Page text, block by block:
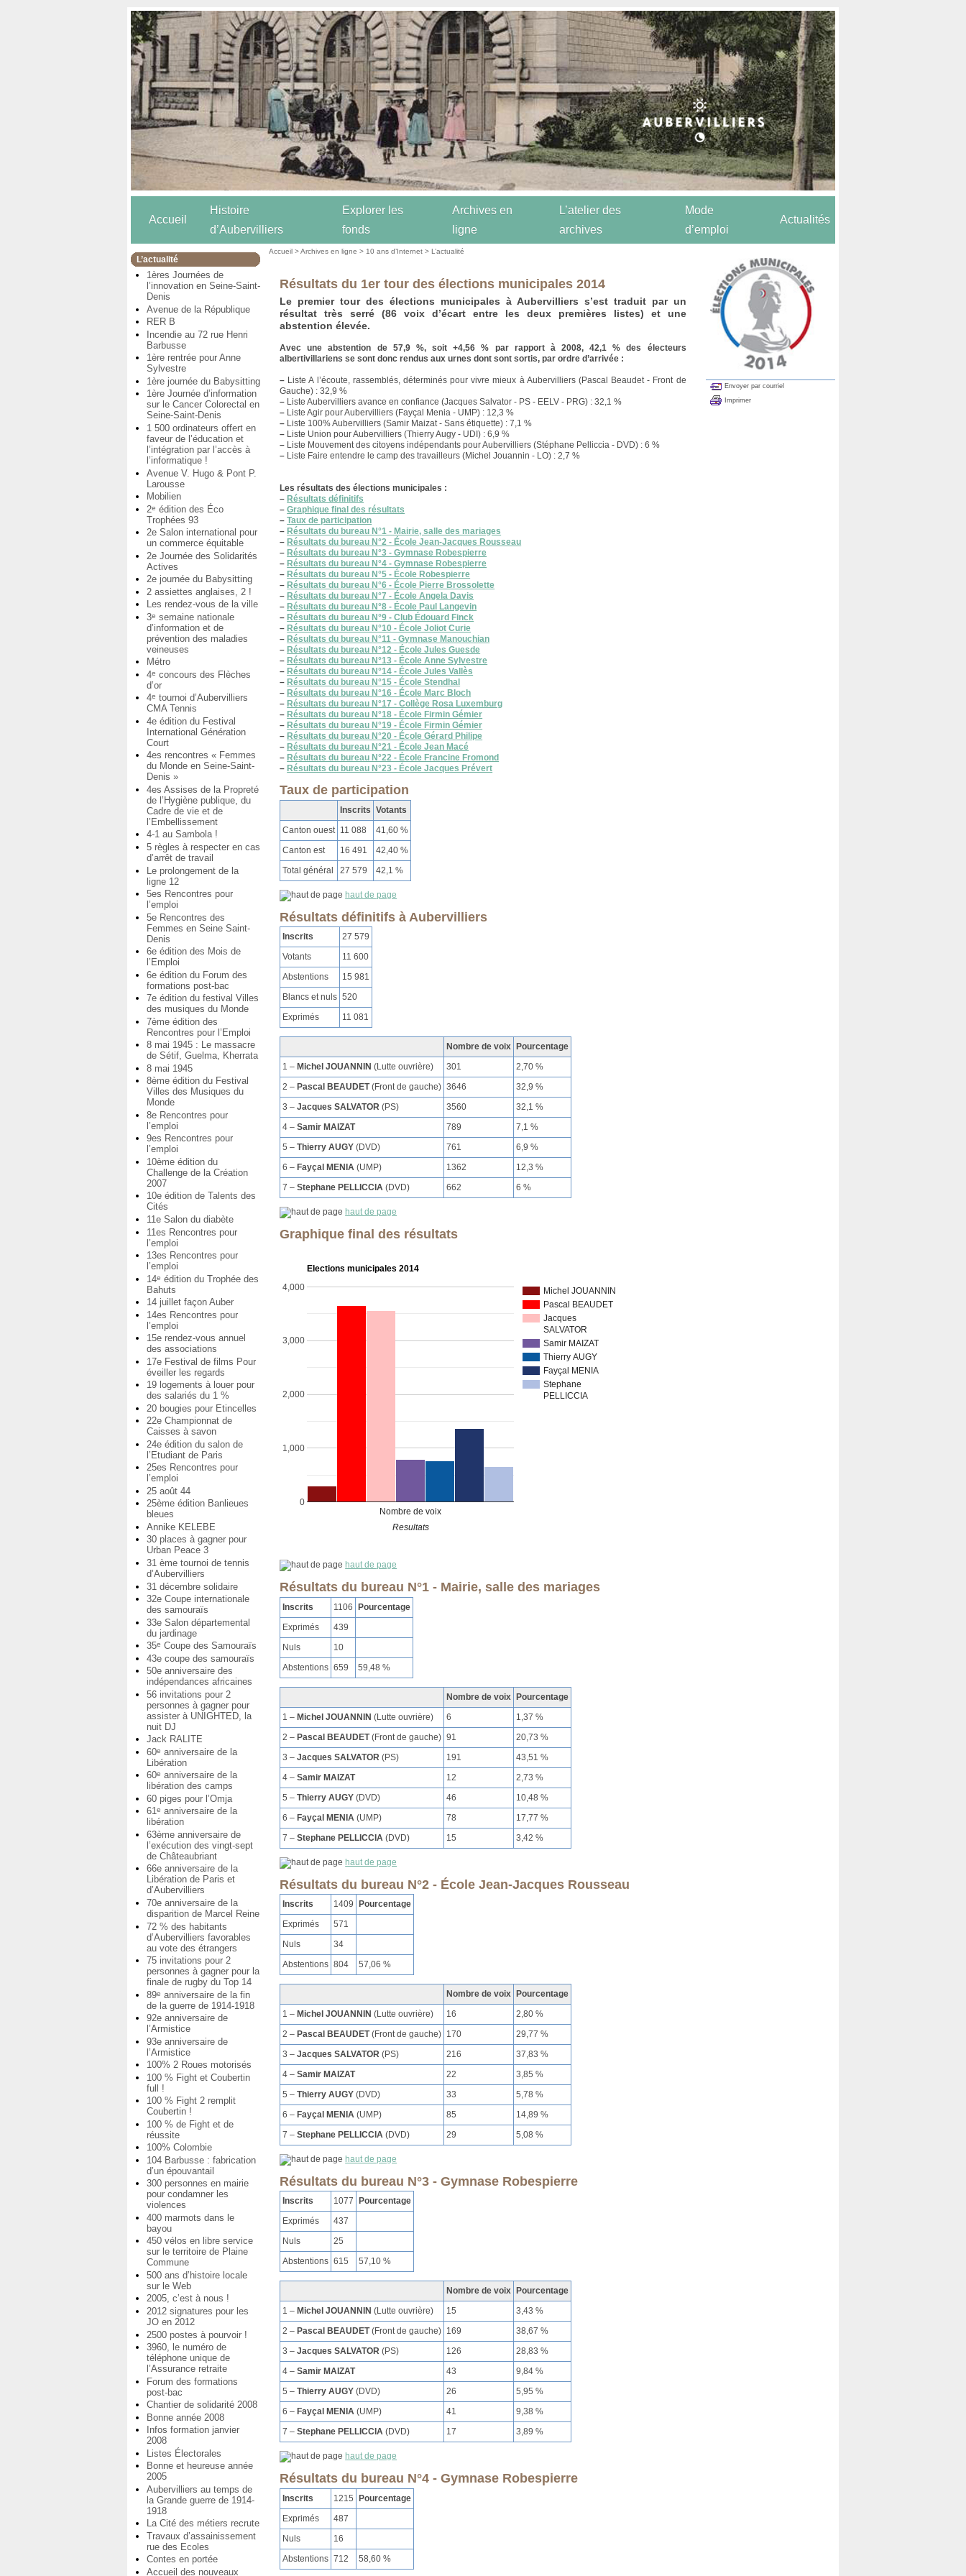
Accueil
Histoire
d’Aubervilliers
Explorer les
fonds
Archives en
ligne
L’atelier des
archives
Mode
d’emploi
Actualités
L’actualité
1ères Journées de
l’innovation en Seine-Saint-
Denis
Avenue de la République
RER B
Incendie au 72 rue Henri
Barbusse
1ère rentrée pour Anne
Sylvestre
1ère journée du Babysitting
1ère Journée d’information
sur le Cancer Colorectal en
Seine-Saint-Denis
1 500 ordinateurs offert en
faveur de l’éducation et
l’intégration par l’accès à
l’informatique !
Avenue V. Hugo & Pont P.
Larousse
Mobilien
2e édition des Éco
Trophées 93
2e Salon international pour
un commerce équitable
2e Journée des Solidarités
Actives
2e journée du Babysitting
2 assiettes anglaises, 2 !
Les rendez-vous de la ville
3e semaine nationale
d’information et de
prévention des maladies
veineuses
Métro
4e concours des Flèches
d’or
4e tournoi d’Aubervilliers
CMA Tennis
4e édition du Festival
International Génération
Court
4es rencontres « Femmes
du Monde en Seine-Saint-
Denis »
4es Assises de la Propreté
de l’Hygiène publique, du
Cadre de vie et de
l’Embellissement
4-1 au Sambola !
5 règles à respecter en cas
d’arrêt de travail
Le prolongement de la
ligne 12
5es Rencontres pour
l’emploi
5e Rencontres des
Femmes en Seine Saint-
Denis
6e édition des Mois de
l’Emploi
6e édition du Forum des
formations post-bac
7e édition du festival Villes
des musiques du Monde
7ème édition des
Rencontres pour l’Emploi
8 mai 1945 : Le massacre
de Sétif, Guelma, Kherrata
8 mai 1945
8ème édition du Festival
Villes des Musiques du
Monde
8e Rencontres pour
l’emploi
9es Rencontres pour
l’emploi
10ème édition du
Challenge de la Création
2007
10e édition de Talents des
Cités
11e Salon du diabète
11es Rencontres pour
l’emploi
13es Rencontres pour
l’emploi
14e édition du Trophée des
Bahuts
14 juillet façon Auber
14es Rencontres pour
l’emploi
15e rendez-vous annuel
des associations
17e Festival de films Pour
éveiller les regards
19 logements à louer pour
des salariés du 1 %
20 bougies pour Etincelles
22e Championnat de
Caisses à savon
24e édition du salon de
l’Etudiant de Paris
25es Rencontres pour
l’emploi
25 août 44
25ème édition Banlieues
bleues
Annike KELEBE
30 places à gagner pour
Urban Peace 3
31 ème tournoi de tennis
d’Aubervilliers
31 décembre solidaire
32e Coupe internationale
des samouraïs
33e Salon départemental
du jardinage
35e Coupe des Samouraïs
43e coupe des samouraïs
50e anniversaire des
indépendances africaines
56 invitations pour 2
personnes à gagner pour
assister à UNIGHTED, la
nuit DJ
Jack RALITE
60e anniversaire de la
Libération
60e anniversaire de la
libération des camps
60 piges pour l’Omja
61e anniversaire de la
libération
63ème anniversaire de
l’exécution des vingt-sept
de Châteaubriant
66e anniversaire de la
Libération de Paris et
d’Aubervilliers
70e anniversaire de la
disparition de Marcel Reine
72 % des habitants
d’Aubervilliers favorables
au vote des étrangers
75 invitations pour 2
personnes à gagner pour la
finale de rugby du Top 14
89e anniversaire de la fin
de la guerre de 1914-1918
92e anniversaire de
l’Armistice
93e anniversaire de
l’Armistice
100% 2 Roues motorisés
100 % Fight et Coubertin
full !
100 % Fight 2 remplit
Coubertin !
100 % de Fight et de
réussite
100% Colombie
104 Barbusse : fabrication
d’un épouvantail
300 personnes en mairie
pour condamner les
violences
400 marmots dans le
bayou
450 vélos en libre service
sur le territoire de Plaine
Commune
500 ans d’histoire locale
sur le Web
2005, c’est à nous !
2012 signatures pour les
JO en 2012
2500 postes à pourvoir !
3960, le numéro de
téléphone unique de
l’Assurance retraite
Forum des formations
post-bac
Chantier de solidarité 2008
Bonne année 2008
Infos formation janvier
2008
Listes Électorales
Bonne et heureuse année
2005
Aubervilliers au temps de
la Grande guerre de 1914-
1918
La Cité des métiers recrute
Travaux d’assainissement
rue des Ecoles
Contes en portée
Accueil des nouveaux
Accueil >Archives en ligne > 10 ans d’Internet >L’actualité
Résultats du 1er tour des élections municipales 2014
Le premier tour des élections municipales à Aubervilliers s’est traduit par un
résultat très serré (86 voix d’écart entre les deux premières listes) et une
abstention élevée.
Avec une abstention de 57,9 %, soit +4,56 % par rapport à 2008, 42,1 % des électeurs
albertivillariens se sont donc rendus aux urnes dont sont sortis, par ordre d’arrivée :
– Liste A l’écoute, rassemblés, déterminés pour vivre mieux à Aubervilliers (Pascal Beaudet - Front de
Gauche) : 32,9 %
– Liste Aubervilliers avance en confiance (Jacques Salvator - PS - EELV - PRG) : 32,1 %
– Liste Agir pour Aubervilliers (Fayçal Menia - UMP) : 12,3 %
– Liste 100% Aubervilliers (Samir Maizat - Sans étiquette) : 7,1 %
– Liste Union pour Aubervilliers (Thierry Augy - UDI) : 6,9 %
– Liste Mouvement des citoyens indépendants pour Aubervilliers (Stéphane Pelliccia - DVD) : 6 %
– Liste Faire entendre le camp des travailleurs (Michel Jouannin - LO) : 2,7 %
Les résultats des élections municipales :
– Résultats définitifs
– Graphique final des résultats
– Taux de participation
– Résultats du bureau N°1 - Mairie, salle des mariages
– Résultats du bureau N°2 - École Jean-Jacques Rousseau
– Résultats du bureau N°3 - Gymnase Robespierre
– Résultats du bureau N°4 - Gymnase Robespierre
– Résultats du bureau N°5 - École Robespierre
– Résultats du bureau N°6 - École Pierre Brossolette
– Résultats du bureau N°7 - École Angela Davis
– Résultats du bureau N°8 - École Paul Langevin
– Résultats du bureau N°9 - Club Édouard Finck
– Résultats du bureau N°10 - École Joliot Curie
– Résultats du bureau N°11 - Gymnase Manouchian
– Résultats du bureau N°12 - École Jules Guesde
– Résultats du bureau N°13 - École Anne Sylvestre
– Résultats du bureau N°14 - École Jules Vallès
– Résultats du bureau N°15 - École Stendhal
– Résultats du bureau N°16 - École Marc Bloch
– Résultats du bureau N°17 - Collège Rosa Luxemburg
– Résultats du bureau N°18 - École Firmin Gémier
– Résultats du bureau N°19 - École Firmin Gémier
– Résultats du bureau N°20 - École Gérard Philipe
– Résultats du bureau N°21 - École Jean Macé
– Résultats du bureau N°22 - École Francine Fromond
– Résultats du bureau N°23 - École Jacques Prévert
Taux de participation
Inscrits Votants
Canton ouest 11 088
41,60 %
Canton est
16 491
42,40 %
Total général
27 579 42,1 %
haut de page
Résultats définitifs à Aubervilliers
Inscrits
27 579
Votants
11 600
Abstentions
15 981
Blancs et nuls 520
Exprimés
11 081
Nombre de voix
Pourcentage
1 – Michel JOUANNIN (Lutte ouvrière) 301
2,70 %
2 – Pascal BEAUDET(Front de gauche) 3646
32,9 %
3 –Jacques SALVATOR (PS) 3560
32,1 %
4 –Samir MAIZAT 789
7,1 %
5 –Thierry AUGY (DVD) 761
6,9 %
6 – Fayçal MENIA (UMP) 1362
12,3 %
7 –Stephane PELLICCIA (DVD) 662 6 %
haut de page
Graphique final des résultats
Elections municipales 2014
Michel JOUANNIN
Pascal BEAUDET
Jacques
SALVATOR
Samir MAIZAT
Thierry AUGY
Fayçal MENIA
Stephane
PELLICCIA
Nombre de voix
0
1,000
2,000
3,000
4,000
Resultats
haut de page
Résultats du bureau N°1 - Mairie, salle des mariages
Inscrits 1106 Pourcentage
Exprimés
439
Nuls
10
Abstentions 659 59,48 %
Nombre de voix Pourcentage
1 –Michel JOUANNIN (Lutte ouvrière) 6
1,37 %
2 –Pascal BEAUDET(Front de gauche) 91
20,73 %
3 –Jacques SALVATOR (PS) 191
43,51 %
4 –Samir MAIZAT 12
2,73 %
5 –Thierry AUGY (DVD) 46
10,48 %
6 –Fayçal MENIA (UMP) 78
17,77 %
7 –Stephane PELLICCIA (DVD) 15 3,42 %
haut de page
Résultats du bureau N°2 - École Jean-Jacques Rousseau
Inscrits 1409
Pourcentage
Exprimés
571
Nuls
34
Abstentions 804 57,06 %
Nombre de voix
Pourcentage
1 – Michel JOUANNIN (Lutte ouvrière) 16
2,80 %
2 – Pascal BEAUDET(Front de gauche) 170
29,77 %
3 –Jacques SALVATOR (PS) 216
37,83 %
4 –Samir MAIZAT 22
3,85 %
5 –Thierry AUGY (DVD) 33
5,78 %
6 – Fayçal MENIA (UMP) 85
14,89 %
7 –Stephane PELLICCIA (DVD) 29 5,08 %
haut de page
Résultats du bureau N°3 - Gymnase Robespierre
Inscrits 1077
Pourcentage
Exprimés
437
Nuls
25
Abstentions 615 57,10 %
Nombre de voix
Pourcentage
1 – Michel JOUANNIN (Lutte ouvrière) 15
3,43 %
2 – Pascal BEAUDET(Front de gauche) 169
38,67 %
3 –Jacques SALVATOR (PS) 126
28,83 %
4 –Samir MAIZAT 43
9,84 %
5 –Thierry AUGY (DVD) 26
5,95 %
6 – Fayçal MENIA (UMP) 41
9,38 %
7 –Stephane PELLICCIA (DVD) 17 3,89 %
haut de page
Résultats du bureau N°4 - Gymnase Robespierre
Inscrits 1215 Pourcentage
Exprimés
487
Nuls
16
Abstentions 712 58,60 %
Envoyer par courriel
Imprimer